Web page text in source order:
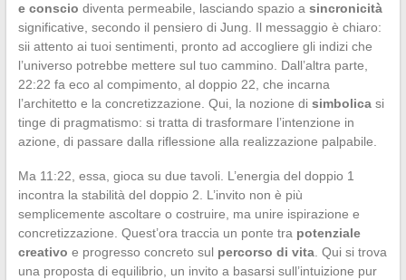
e conscio diventa permeabile, lasciando spazio a sincronicità
significative, secondo il pensiero di Jung. Il messaggio è chiaro:
sii attento ai tuoi sentimenti, pronto ad accogliere gli indizi che
l’universo potrebbe mettere sul tuo cammino. Dall’altra parte,
22:22 fa eco al compimento, al doppio 22, che incarna
l’architetto e la concretizzazione. Qui, la nozione di simbolicasi
tinge di pragmatismo: si tratta di trasformare l’intenzione in
azione, di passare dalla riflessione alla realizzazione palpabile.
Ma 11:22, essa, gioca su due tavoli. L’energia del doppio 1
incontra la stabilità del doppio 2. L’invito non è più
semplicemente ascoltare o costruire, ma unire ispirazione e
concretizzazione. Quest’ora traccia un ponte tra potenziale
creativo e progresso concreto sul percorso di vita. Qui si trova
una proposta di equilibrio, un invito a basarsi sull’intuizione pur